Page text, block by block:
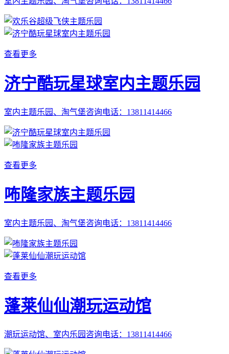
查看更多
济宁酷玩星球室内主题乐园
室内主题乐园、淘气堡咨询电话：13811414466
查看更多
咘隆家族主题乐园
室内主题乐园、淘气堡咨询电话：13811414466
查看更多
蓬莱仙仙潮玩运动馆
潮玩运动馆、室内乐园咨询电话：13811414466